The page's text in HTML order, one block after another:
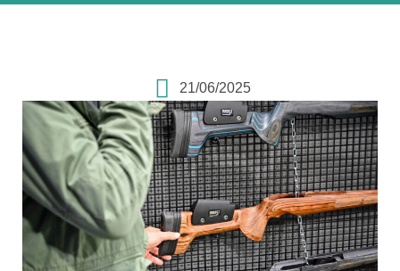
21/06/2025